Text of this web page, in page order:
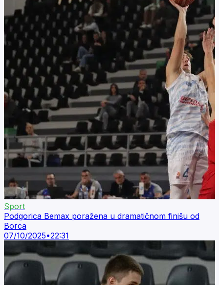
Sport
Podgorica Bemax poražena u dramatičnom finišu od
Borca
07/10/2025•22:31